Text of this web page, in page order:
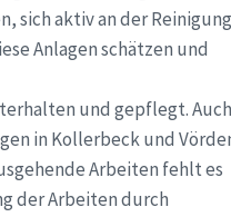
sich aktiv an der Reinigung
Anlagen schätzen und
und gepflegt. Auch
in Kollerbeck und
Arbeiten fehlt es
der Arbeiten durch